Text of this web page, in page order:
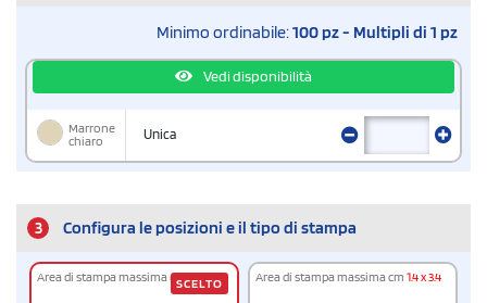
Minimo ordinabile:100 pz - Multipli di 1 pz
Vedi disponibilità
Marrone
chiaro
Unica
3 Configura le posizioni e il tipo di stampa
Area di stampa massima cm1.4 x 3.4
SCELTO Area di stampa massima cm 1.4 x 3.4